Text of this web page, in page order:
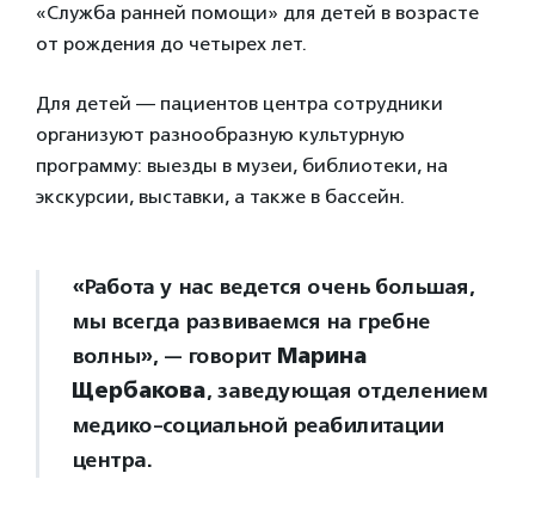
«Служба ранней помощи» для детей в возрасте
от рождения до четырех лет.
Для детей — пациентов центра сотрудники
организуют разнообразную культурную
программу: выезды в музеи, библиотеки, на
экскурсии, выставки, а также в бассейн.
«Работа у нас ведется очень большая,
мы всегда развиваемся на гребне
волны», — говорит Марина
Щербакова, заведующая отделением
медико-социальной реабилитации
центра.